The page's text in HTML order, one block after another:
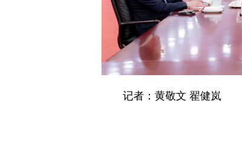
记者：黄敬文 翟健岚